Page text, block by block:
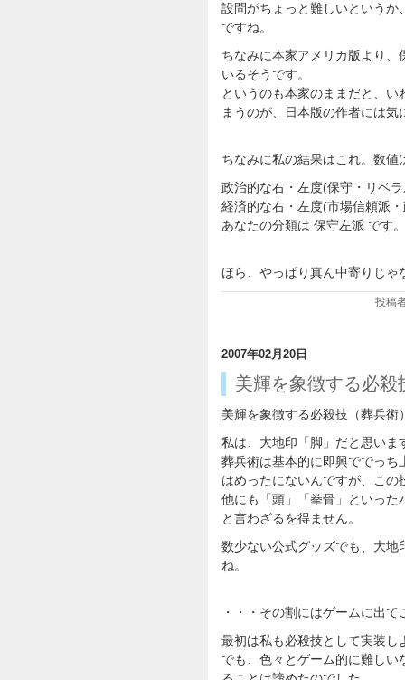
設問がちょっと難しいという
ですね。
ちなみに本家アメリカ版より
いるそうです。
というのも本家のままだと、
まうのが、日本版の作者には
ちなみに私の結果はこれ。数
政治的な右・左度(保守・リベ
経済的な右・左度(市場信頼派
あなたの分類は 保守左派 です。
ほら、やっぱり真ん中寄りじゃ
投稿
2007年02月20日
美輝を象徴する必殺
美輝を象徴する必殺技（葬兵
私は、大地印「脚」だと思いま
葬兵術は基本的に即興ででっ
はめったにないんですが、こ
他にも「頭」「拳骨」といっ
と言わざるを得ません。
数少ない公式グッズでも、大
ね。
・・・その割にはゲームに出
最初は私も必殺技として実装し
でも、色々とゲーム的に難し